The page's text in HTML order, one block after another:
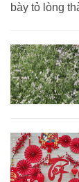
bày tỏ lòng